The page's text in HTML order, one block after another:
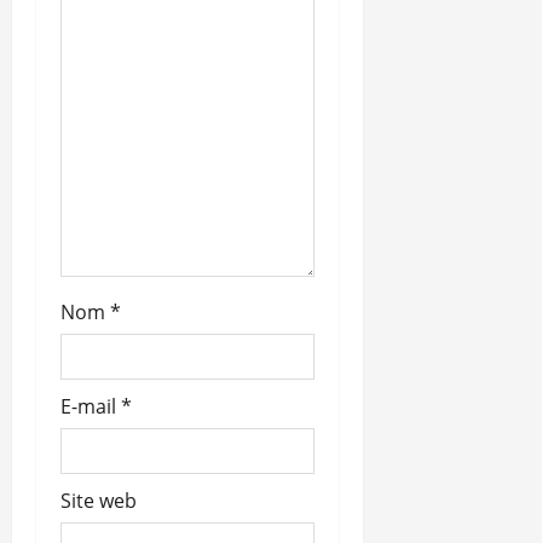
l
e
Nom *
E-mail *
Site web